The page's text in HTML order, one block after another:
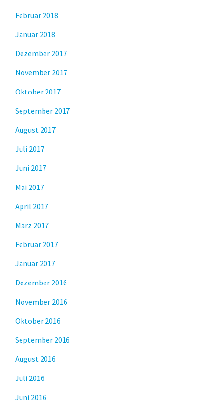
Februar 2018
Januar 2018
Dezember 2017
November 2017
Oktober 2017
September 2017
August 2017
Juli 2017
Juni 2017
Mai 2017
April 2017
März 2017
Februar 2017
Januar 2017
Dezember 2016
November 2016
Oktober 2016
September 2016
August 2016
Juli 2016
Juni 2016